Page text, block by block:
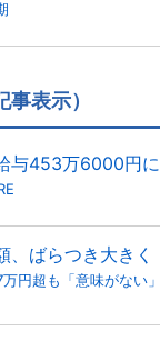
表示）
与453万6000円に
、ばらつき大きく
円超も「意味がない」